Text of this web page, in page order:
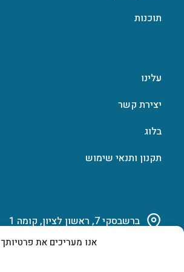
אנו מעריכים את פרטיותך
תוכנות
עלינו
יצירת קשר
בלוג
תקנון ותנאי שימוש
ברשבסקי 7, ראשון לציון, קומה 1